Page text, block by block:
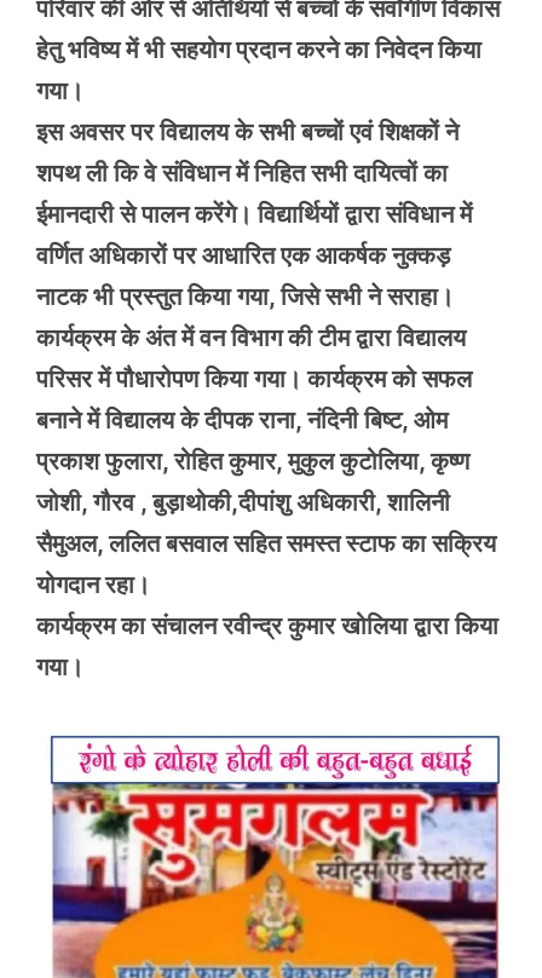
परिवार की ओर से अतिथियों से बच्चों के सर्वांगीण विकास
हेतु भविष्य में भी सहयोग प्रदान करने का निवेदन किया
गया।
इस अवसर पर विद्यालय के सभी बच्चों एवं शिक्षकों ने
शपथ ली कि वे संविधान में निहित सभी दायित्वों का
ईमानदारी से पालन करेंगे। विद्यार्थियों द्वारा संविधान में
वर्णित अधिकारों पर आधारित एक आकर्षक नुक्कड़
नाटक भी प्रस्तुत किया गया, जिसे सभी ने सराहा।
कार्यक्रम के अंत में वन विभाग की टीम द्वारा विद्यालय
परिसर में पौधारोपण किया गया। कार्यक्रम को सफल
बनाने में विद्यालय के दीपक राना, नंदिनी बिष्ट, ओम
प्रकाश फुलारा, रोहित कुमार, मुकुल कुटोलिया, कृष्ण
जोशी, गौरव , बुड़ाथोकी,दीपांशु अधिकारी, शालिनी
सैमुअल, ललित बसवाल सहित समस्त स्टाफ का सक्रिय
योगदान रहा।
कार्यक्रम का संचालन रवीन्द्र कुमार खोलिया द्वारा किया
गया।